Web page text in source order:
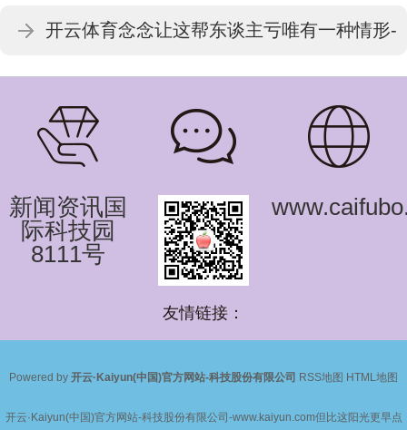
份有限公司
开云体育念念让这帮东谈主亏唯有一种情形-
开云·Kaiyun(中国)官方网站-科技股份有限公
司
新闻资讯国
际科技园
8111号
友情链接：
Powered by 开云·Kaiyun(中国)官方网站-科技股份有限公司 RSS地图 HTML地图
开云·Kaiyun(中国)官方网站-科技股份有限公司-www.kaiyun.com但比这阳光更早点